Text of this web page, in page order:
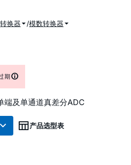
换器
模数转换器
期
端及单通道真差分ADC
产品选型表